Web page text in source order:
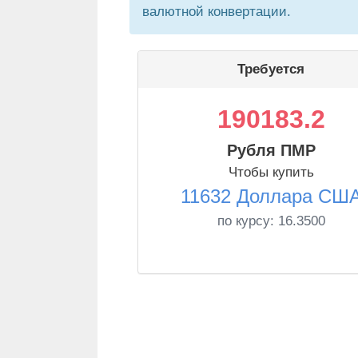
валютной конвертации.
Требуется
190183.2
Рубля ПМР
Чтобы купить
11632 Доллара
по курсу: 16.3500